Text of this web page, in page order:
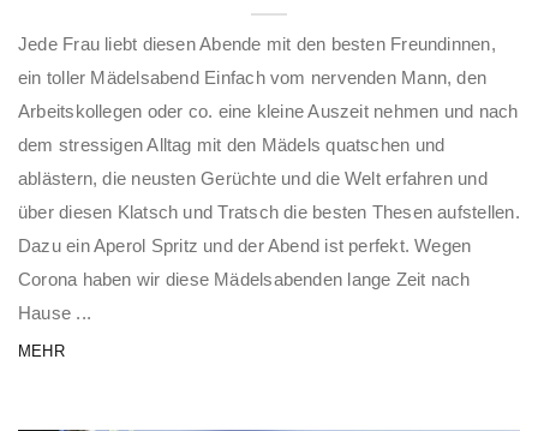
Jede Frau liebt diesen Abende mit den besten Freundinnen,
ein toller Mädelsabend Einfach vom nervenden Mann, den
Arbeitskollegen oder co. eine kleine Auszeit nehmen und nach
dem stressigen Alltag mit den Mädels quatschen und
ablästern, die neusten Gerüchte und die Welt erfahren und
über diesen Klatsch und Tratsch die besten Thesen aufstellen.
Dazu ein Aperol Spritz und der Abend ist perfekt. Wegen
Corona haben wir diese Mädelsabenden lange Zeit nach
Hause ...
MEHR